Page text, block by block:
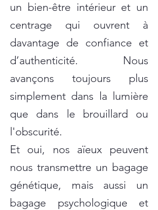
un bien-être intérieur et un
centrage qui ouvrent à
davantage de confiance et
d’authenticité. Nous
avançons toujours plus
simplement dans la lumière
que dans le brouillard ou
l'obscurité.
Et oui, nos aïeux peuvent
nous transmettre un bagage
génétique, mais aussi un
bagage psychologique et